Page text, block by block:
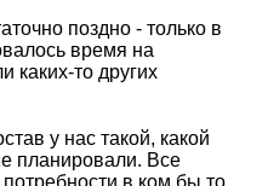
поздно - только в
время на
каких-то других
у нас такой, какой
планировали. Все